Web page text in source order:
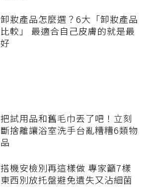
卸妝產品怎麼選？6大「卸妝產品
比較」 最適合自己皮膚的就是最
好
把試用品和舊毛巾丟了吧！立刻
斷捨離讓浴室洗手台亂糟糟6類物
品
搭機安檢別再這樣做 專家籲7樣
東西別放托盤避免遺失又沾細菌